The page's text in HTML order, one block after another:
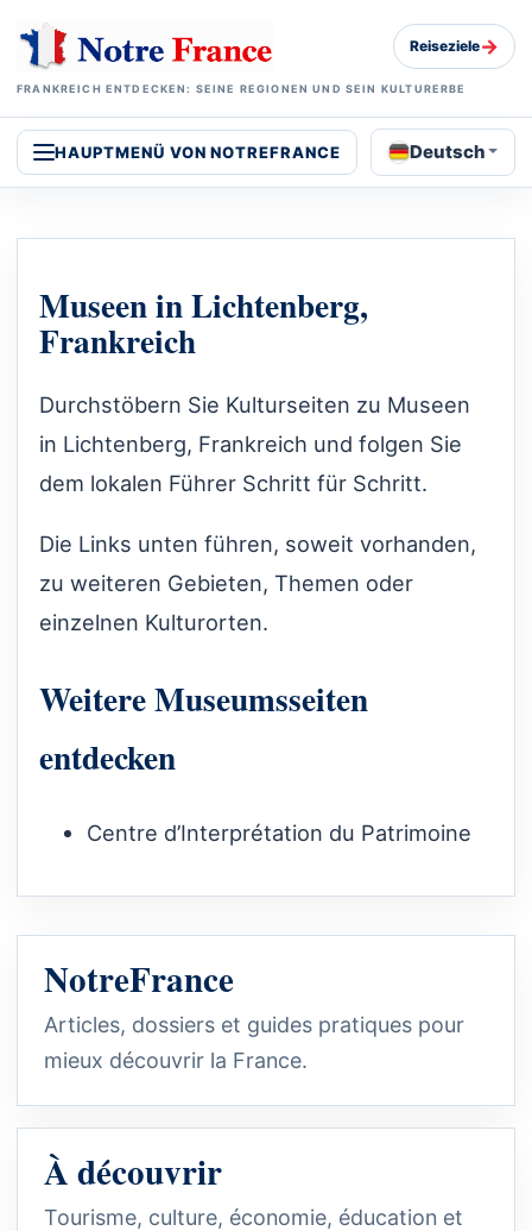
FRANKREICH ENTDECKEN: SEINE REGIONEN UND SEIN KULTURERBE
Reiseziele→
HAUPTMENÜ VON NOTREFRANCE Deutsch
Museen in Lichtenberg,
Frankreich
Durchstöbern Sie Kulturseiten zu Museen
in Lichtenberg, Frankreich und folgen Sie
dem lokalen Führer Schritt für Schritt.
Die Links unten führen, soweit vorhanden,
zu weiteren Gebieten, Themen oder
einzelnen Kulturorten.
Weitere Museumsseiten
entdecken
Centre d’Interprétation du Patrimoine
NotreFrance
Articles, dossiers et guides pratiques pour
mieux découvrir la France.
À découvrir
Tourisme, culture, économie, éducation et